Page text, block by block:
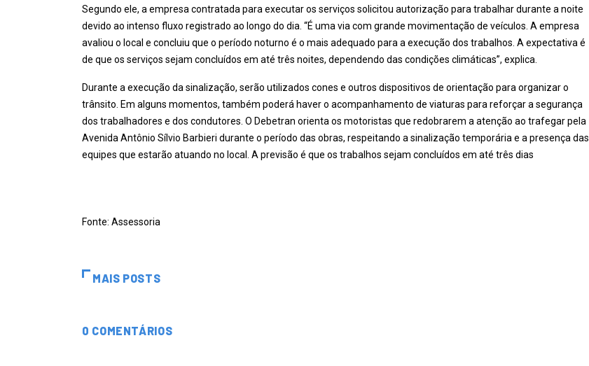
Segundo ele, a empresa contratada para executar os serviços solicitou autorização para trabalhar durante a noite
devido ao intenso fluxo registrado ao longo do dia. “É uma via com grande movimentação de veículos. A empresa
avaliou o local e concluiu que o período noturno é o mais adequado para a execução dos trabalhos. A expectativa é
de que os serviços sejam concluídos em até três noites, dependendo das condições climáticas”, explica.
Durante a execução da sinalização, serão utilizados cones e outros dispositivos de orientação para organizar o
trânsito. Em alguns momentos, também poderá haver o acompanhamento de viaturas para reforçar a segurança
dos trabalhadores e dos condutores. O Debetran orienta os motoristas que redobrarem a atenção ao trafegar pela
Avenida Antônio Sílvio Barbieri durante o período das obras, respeitando a sinalização temporária e a presença das
equipes que estarão atuando no local. A previsão é que os trabalhos sejam concluídos em até três dias
Fonte: Assessoria
MAIS POSTS
0 COMENTÁRIOS